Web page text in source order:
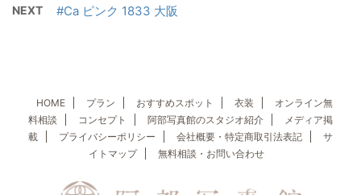
NEXT #Ca ピンク 1833 大阪
HOME プラン おすすめスポット 衣装
オンライン無
料相談
コンセプト 阿部写真館のスタジオ紹介
メディア掲
載
プライバシーポリシー 会社概要・特定商取引法表記
サ
イトマップ
無料相談・お問い合わせ